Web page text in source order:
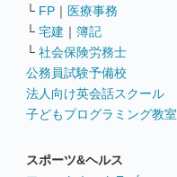
└ FP ｜ 医療事務
└ 宅建 ｜ 簿記
└ 社会保険労務士
公務員試験予備校
法人向け英会話スクール
子どもプログラミング教室
スポーツ&ヘルス